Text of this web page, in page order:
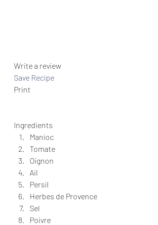
Write a review
Save Recipe
Print
Ingredients
Manioc
Tomate
Oignon
Ail
Persil
Herbes de Provence
Sel
Poivre